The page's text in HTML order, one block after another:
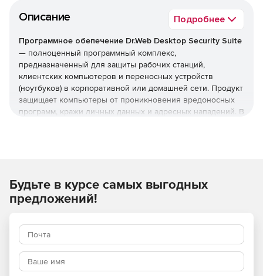
Описание Подробнее
Программное обепечение Dr.Web Desktop Security Suite
— полноценный программный комплекс,
предназначенный для защиты рабочих станций,
клиентских компьютеров и переносных устройств
(ноутбуков) в корпоративной или домашней сети. Продукт
защищает компьютеры от проникновения вредоносных
программ, кражи личных данных и адресных нападений. В
Преимущества Dr.Web Desktop
Наличие сертификатов
Dr.Web Desktop Security Suite имеет сертификаты
соответствия ФСТЭК России и ФСБ. Это означает, что
Будьте в курсе самых выгодных
предложений!